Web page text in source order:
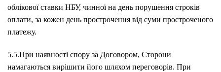
облікової ставки НБУ, чинної на день порушення строків
оплати, за кожен день прострочення від суми простроченого
платежу.
5.5.При наявності спору за Договором, Сторони
намагаються вирішити його шляхом переговорів. При